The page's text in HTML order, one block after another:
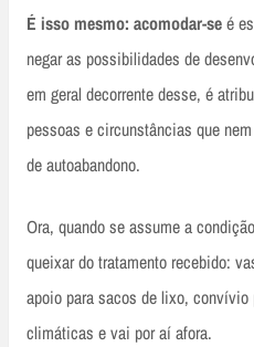
É isso mesmo: acomodar-seé
negar as possibilidades de
em geral decorrente desse, é
pessoas e circunstâncias que
de autoabandono.
Ora, quando se assume a
queixar do tratamento recebido:
apoio para sacos de lixo,
climáticas e vai por aí afora.